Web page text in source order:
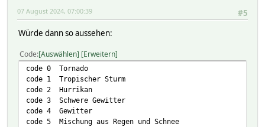
#5
07 August 2024, 07:00:39
Würde dann so aussehen:
Code Auswählen Erweitern
code 0 Tornado
code 1 Tropischer Sturm
code 2 Hurrikan
code 3 Schwere Gewitter
code 4 Gewitter
code 5 Mischung aus Regen und Schnee